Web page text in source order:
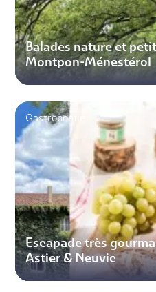
Balades nature et
Montpon-Ménestérol
Gastronomie
Escapade très
Astier & Neuvic